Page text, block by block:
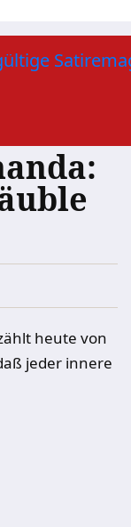
heute von
jeder innere